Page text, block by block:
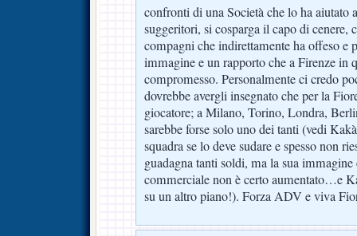
confronti di una Società che lo ha aiutato
suggeritori, si cosparga il capo di cenere,
compagni che indirettamente ha offeso e
immagine e un rapporto che a Firenze in
compromesso. Personalmente ci credo
dovrebbe avergli insegnato che per la
giocatore; a Milano, Torino, Londra,
sarebbe forse solo uno dei tanti (vedi
squadra se lo deve sudare e spesso non
guadagna tanti soldi, ma la sua
commerciale non è certo aumentato…e
su un altro piano!). Forza ADV e viva